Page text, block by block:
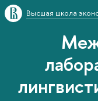
Высшая школа